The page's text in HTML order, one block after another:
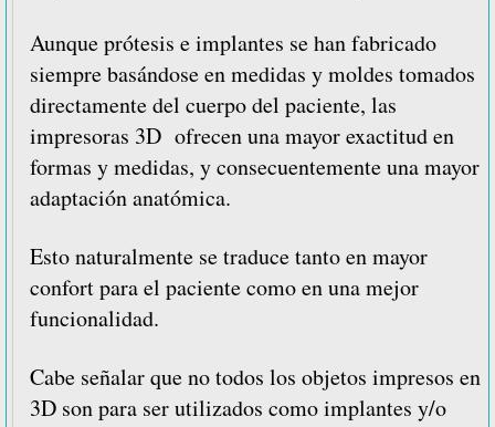
Aunque prótesis e implantes se han fabricado
siempre basándose en medidas y moldes tomados
directamente del cuerpo del paciente, las
impresoras 3D ofrecen una mayor exactitud en
formas y medidas, y consecuentemente una mayor
adaptación anatómica.
Esto naturalmente se traduce tanto en mayor
confort para el paciente como en una mejor
funcionalidad.
Cabe señalar que no todos los objetos impresos en
3D son para ser utilizados como implantes y/o